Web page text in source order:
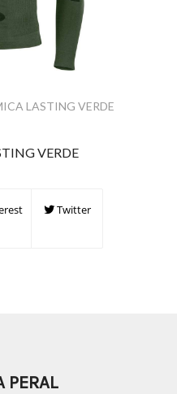
LASTING VERDE
VERDE
Twitter
PERAL